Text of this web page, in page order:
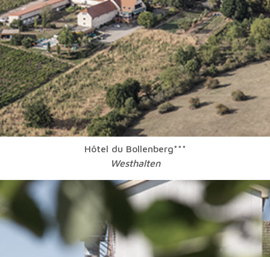
Hôtel du Bollenberg***
Westhalten